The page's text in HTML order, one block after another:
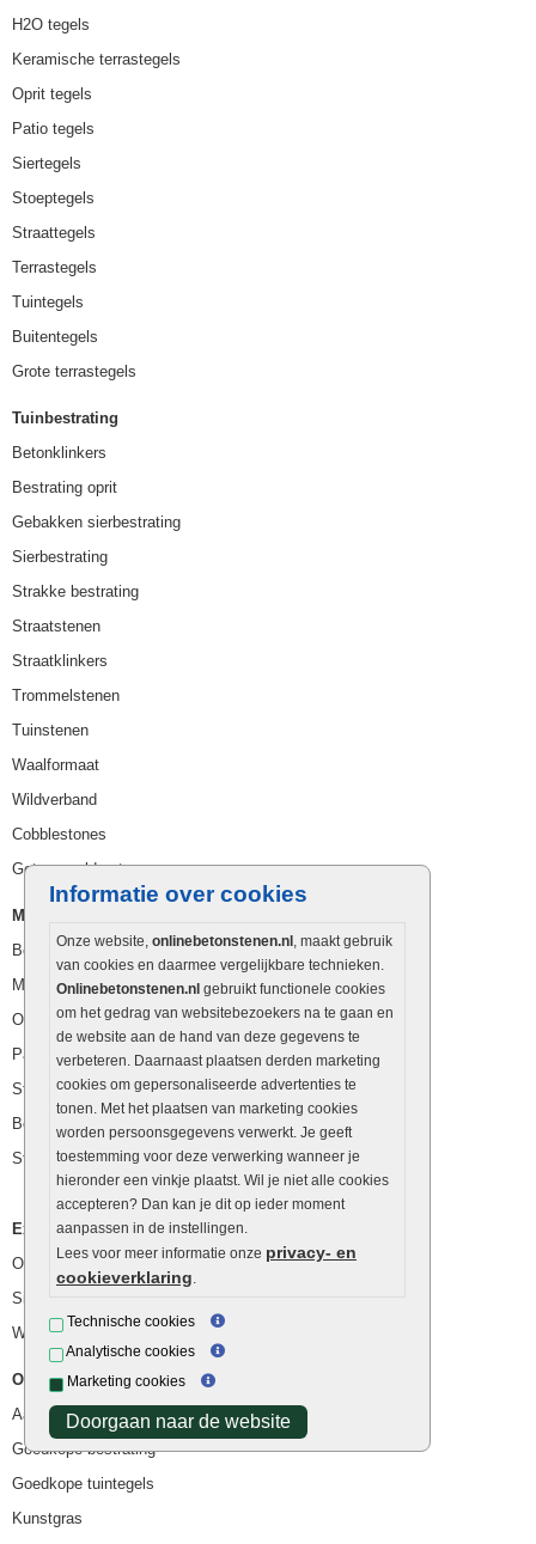
Informatie over cookies
Onze website, onlinebetonstenen.nl , maakt gebruik
van cookies en daarmee vergelijkbare technieken.
Onlinebetonstenen.nl gebruikt functionele cookies
om het gedrag van websitebezoekers na te gaan en
de website aan de hand van deze gegevens te
verbeteren. Daarnaast plaatsen derden marketing
cookies om gepersonaliseerde advertenties te
tonen. Met het plaatsen van marketing cookies
worden persoonsgegevens verwerkt. Je geeft
toestemming voor deze verwerking wanneer je
hieronder een vinkje plaatst. Wil je niet alle cookies
accepteren? Dan kan je dit op ieder moment
aanpassen in de instellingen.
Lees voor meer informatie onze privacy- en
cookieverklaring.
Technische cookies
Analytische cookies
Marketing cookies
Doorgaan naar de website
H2O tegels
Keramische terrastegels
Oprit tegels
Patio tegels
Siertegels
Stoeptegels
Straattegels
Terrastegels
Tuintegels
Buitentegels
Grote terrastegels
Tuinbestrating
Betonklinkers
Bestrating oprit
Gebakken sierbestrating
Sierbestrating
Strakke bestrating
Straatstenen
Straatklinkers
Trommelstenen
Tuinstenen
Waalformaat
Wildverband
Cobblestones
Getrommelde stenen
Muurelementen
Betonbielzen
Muurstenen
Opsluitbanden
Palissaden
Stapelblokken
Betonblokken
Stapelstenen
Extra benodigdheden
Ophoogzand
Siergrind en siersplit
Waterafvoer
Overig
Aanbiedingen
Goedkope bestrating
Goedkope tuintegels
Kunstgras